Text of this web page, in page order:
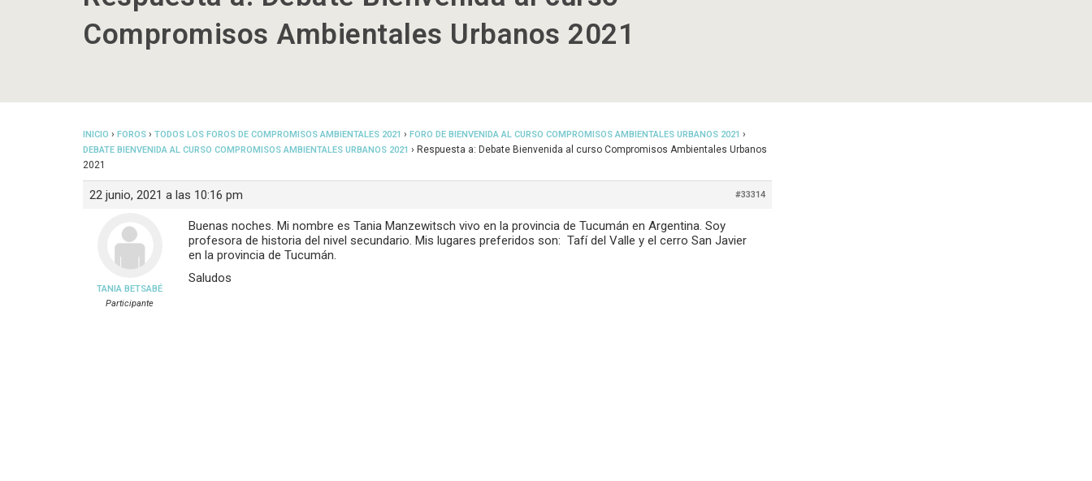
Compromisos Ambientales Urbanos 2021
INICIO › FOROS › TODOS LOS FOROS DE COMPROMISOS AMBIENTALES 2021 › FORO DE BIENVENIDA AL CURSO COMPROMISOS AMBIENTALES URBANOS 2021 ›
DEBATE BIENVENIDA AL CURSO COMPROMISOS AMBIENTALES URBANOS 2021 › Respuesta a: Debate Bienvenida al curso Compromisos Ambientales Urbanos
2021
22 junio, 2021 a las 10:16 pm #33314
TANIA BETSABÉ
Participante
Buenas noches. Mi nombre es Tania Manzewitsch vivo en la provincia de Tucumán en Argentina. Soy
profesora de historia del nivel secundario. Mis lugares preferidos son: Tafí del Valle y el cerro San Javier
en la provincia de Tucumán.
Saludos